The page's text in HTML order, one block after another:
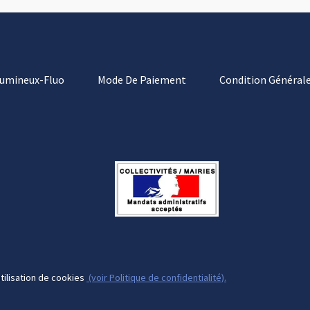
Fluo Mode De Paiement Condition
de cookies (voir Politique de confidentialité).